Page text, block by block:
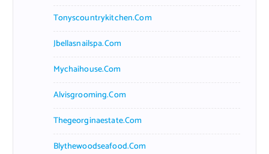
Tonyscountrykitchen.com
Jbellasnailspa.com
Mychaihouse.com
Alvisgrooming.com
Thegeorginaestate.com
Blythewoodseafood.com